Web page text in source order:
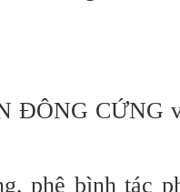
ĐÔNG CỨNG
phê bình tác